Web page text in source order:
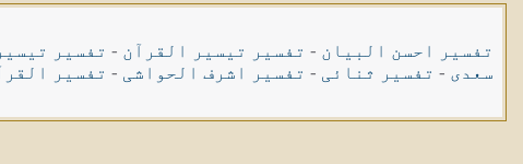
تفسیر احسن البیان - تفسیر تیسیر القرآن - تفسیر
سعدی - تفسیر ثنائی - تفسیر اشرف الحواشی - تفسیر